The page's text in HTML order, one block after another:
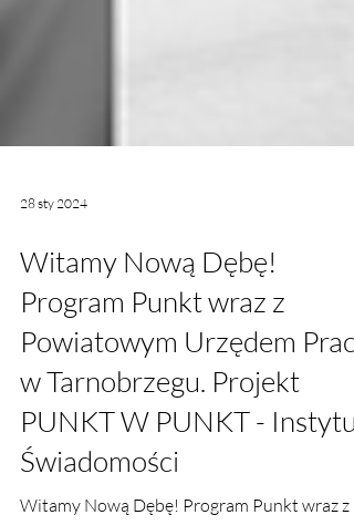
Witamy Nową Dębę!
Program Punkt wraz z
Powiatowym Urzędem Pracy
w Tarnobrzegu. Projekt
PUNKT W PUNKT - Instytut
Świadomości